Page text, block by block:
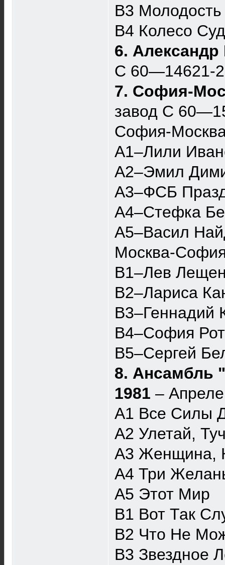
B3
B4 Колесо
6. Александр
С 60—14621-
7. София-
завод С
София-
A1–Лили
A2–Эмил
A3–ФСБ
A4–Стефка
A5–Васил
Москва-
B1–Лев
B2–Лариса
B3–Геннадий
B4–София
B5–Сергей
8. Ансамбль
1981 –
A1 Все Силы
A2 Улетай,
A3 Женщина,
A4 Три
A5 Этот Мир
B1 Вот Так
B2 Что Не
B3 Звездное